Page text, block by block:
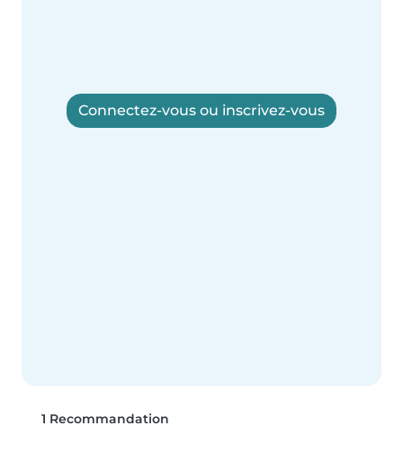
Connectez-vous ou inscrivez-vous
1 Recommandation